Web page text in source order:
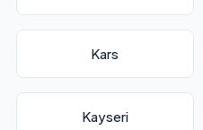
Kars
Kayseri